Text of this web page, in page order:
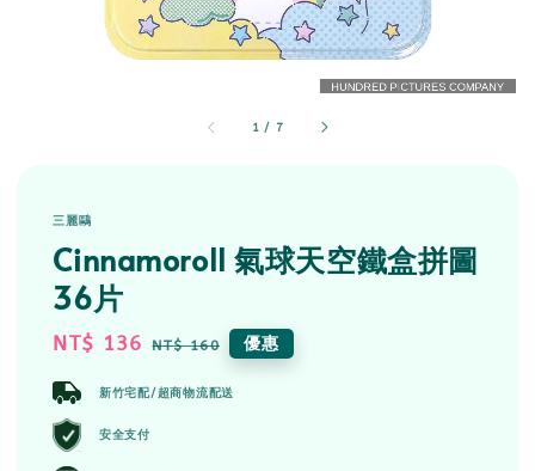
1 / 7
三麗鷗
Cinnamoroll 氣球天空鐵盒拼圖
36片
Sale
NT$ 136 Regular
NT$ 160 優惠
新竹宅配/超商物流配送
安全支付